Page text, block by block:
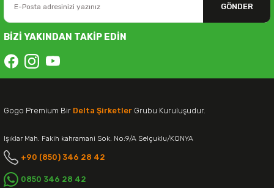
GÖNDER
BİZİ YAKINDAN TAKİP EDİN
Gogo Premium Bir Delta Şirketler Grubu Kuruluşudur.
Işıklar Mah. Fakih kahramani Sok. No:9/A Selçuklu/KONYA
+90 (850) 346 28 42
0850 346 28 42